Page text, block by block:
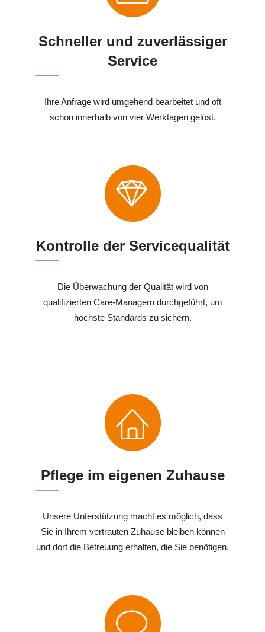
Schneller und zuverlässiger
Service
Ihre Anfrage wird umgehend bearbeitet und oft
schon innerhalb von vier Werktagen gelöst.
Kontrolle der Servicequalität
Die Überwachung der Qualität wird von
qualifizierten Care-Managern durchgeführt, um
höchste Standards zu sichern.
Pflege im eigenen Zuhause
Unsere Unterstützung macht es möglich, dass
Sie in Ihrem vertrauten Zuhause bleiben können
und dort die Betreuung erhalten, die Sie benötigen.